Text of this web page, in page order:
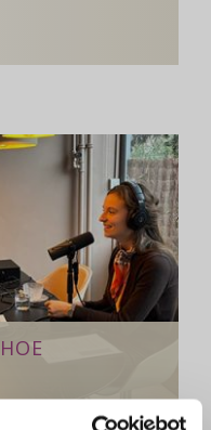
begin is het halve